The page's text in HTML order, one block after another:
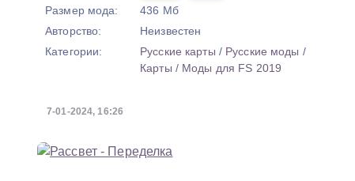
Размер мода:
436 Мб
Авторство:
Неизвестен
Категории:
Русские карты / Русские моды /
Карты / Моды для FS 2019
7-01-2024, 16:26